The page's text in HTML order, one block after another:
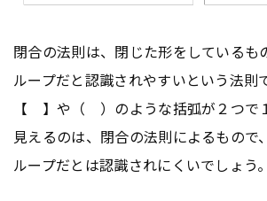
閉合の法則は、閉じた形をしているも
ループだと認識されやすいという法則
【 】や（ ）のような括弧が２つで
見えるのは、閉合の法則によるもので
ループだとは認識されにくいでしょう。